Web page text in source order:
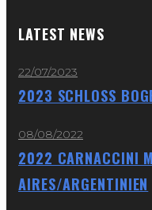
LATEST NEWS
22/07/2023
2023 SCHLOSS
08/08/2022
2022 CARNACCINI
AIRES/ARGENTINIEN